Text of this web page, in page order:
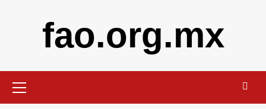
fao.org.mx
Menu